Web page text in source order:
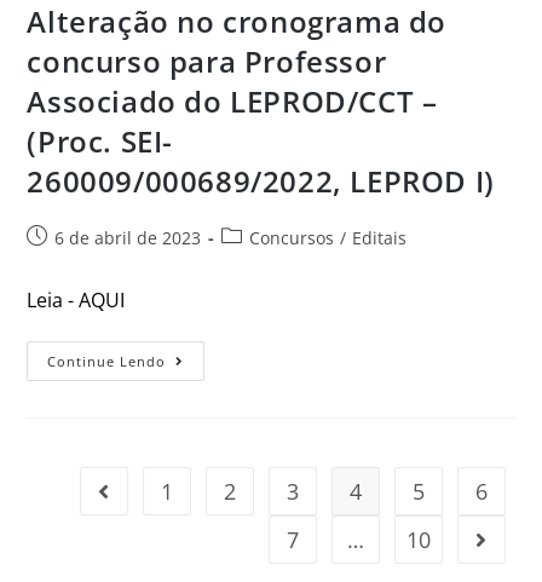
Alteração no cronograma do
concurso para Professor
Associado do LEPROD/CCT –
(Proc. SEI-
260009/000689/2022, LEPROD I)
6 de abril de 2023 Concursos / Editais
Leia - AQUI
Continue Lendo
1 2 3 4 5
6
7
… 10